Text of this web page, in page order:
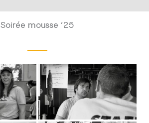
Soirée mousse ’25